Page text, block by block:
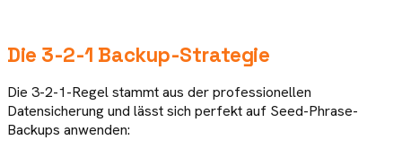
Die 3-2-1 Backup-Strategie
Die 3-2-1-Regel stammt aus der professionellen
Datensicherung und lässt sich perfekt auf Seed-Phrase-
Backups anwenden: